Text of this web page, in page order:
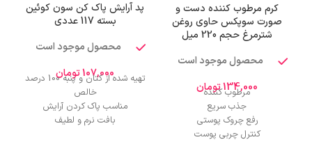
کرم مرطوب کننده دست و
صورت سوپکس حاوی روغن
شترمرغ حجم 220 میل
محصول موجود است
134,000تومان
مرطوب کننده
جذب سریع
رفع چروک پوستی
کنترل چربی پوست
پد آرایش پاک کن سون کوئین
بسته 117 عددی
محصول موجود است
107,000تومان
تهیه شده از کتان و پنبه 100 درصد
خالص
مناسب پاک کردن آرایش
بافت نرم و لطیف